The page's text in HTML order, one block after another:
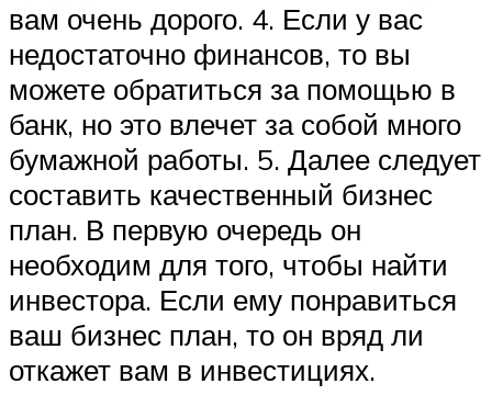
вам очень дорого. 4. Если у вас
недостаточно финансов, то вы
можете обратиться за помощью в
банк, но это влечет за собой много
бумажной работы. 5. Далее следует
составить качественный бизнес
план. В первую очередь он
необходим для того, чтобы найти
инвестора. Если ему понравиться
ваш бизнес план, то он вряд ли
откажет вам в инвестициях.